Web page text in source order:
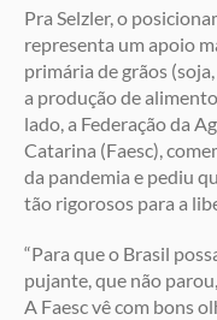
Pra Selzler, o
representa um apoio
primária de grãos
a produção de
lado, a Federação da
Catarina (Faesc),
da pandemia e pediu
tão rigorosos para a
“Para que o Brasil
pujante, que não
A Faesc vê com bons